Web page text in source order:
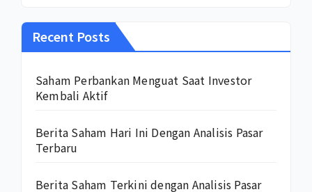
Recent Posts
Saham Perbankan Menguat Saat Investor
Kembali Aktif
Berita Saham Hari Ini Dengan Analisis Pasar
Terbaru
Berita Saham Terkini dengan Analisis Pasar